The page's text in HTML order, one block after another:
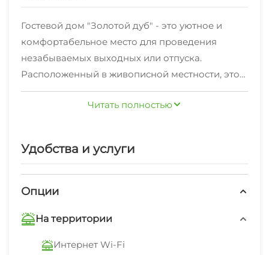
Гостевой дом "Золотой дуб" - это уютное и
комфортабельное место для проведения
незабываемых выходных или отпуска.
Расположенный в живописной местности, этот
гостевой дом предлагает своим гостям
возможность насладиться природой и
Внутри дома вас ждут просторные и светлые
для комфортного проживания. Каждый номер
холодильником и современной сантехникой.
бесплатный Wi-Fi, позволяющий оставаться на
Читать полностью
Удобства и услуги
Опции
На территории
Интернет Wi-Fi